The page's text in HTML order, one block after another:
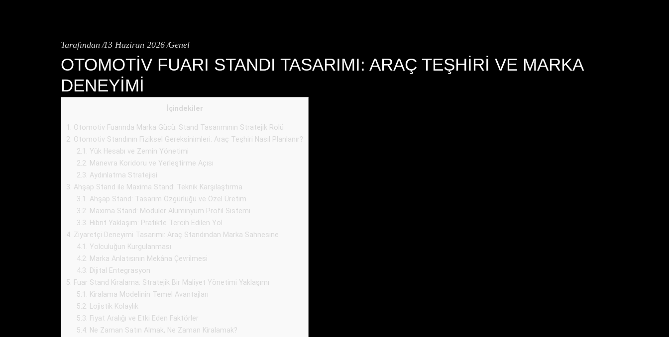
Tarafından 13 Haziran 2026 Genel
OTOMOTIV FUARI STANDI TASARIMI: ARAÇ TEŞHIRI VE MARKA
DENEYIMI
İçindekiler
1. Otomotiv Fuarında Marka Gücü: Stand Tasarımının Stratejik Rolü
2. Otomotiv Standının Fiziksel Gereksinimleri: Araç Teşhiri Nasıl Planlanır?
2.1. Yük Hesabı ve Zemin Yönetimi
2.2. Manevra Koridoru ve Yerleştirme Açısı
2.3. Aydınlatma Stratejisi
3. Ahşap Stand ile Maxima Stand: Teknik Karşılaştırma
3.1. Ahşap Stand: Tasarım Özgürlüğü ve Özel Üretim
3.2. Maxima Stand: Modüler Alüminyum Profil Sistemi
3.3. Hibrit Yaklaşım: Pratikte Tercih Edilen Yol
4. Ziyaretçi Deneyimi Tasarımı: Araç Standından Marka Sahnesine
4.1. Yolculuğun Kurgulanması
4.2. Marka Anlatısının Mekâna Çevrilmesi
4.3. Dijital Entegrasyon
5. Fuar Stand Kiralama: Stratejik Bir Maliyet Yönetimi Yaklaşımı
5.1. Kiralama Modelinin Temel Avantajları
5.2. Lojistik Kolaylık
5.3. Fiyat Aralığı ve Etki Eden Faktörler
5.4. Ne Zaman Satın Almak, Ne Zaman Kiralamak?